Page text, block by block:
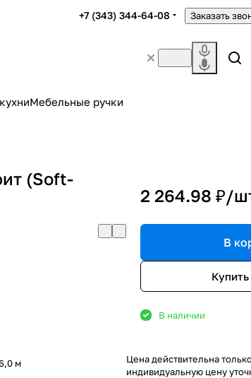
+7 (343) 344-64-08 Заказать
Мебельные ручки
(Soft-
м
2 264.98 ₽/
В
Купить
В наличии
Цена действительна
индивидуальную цену